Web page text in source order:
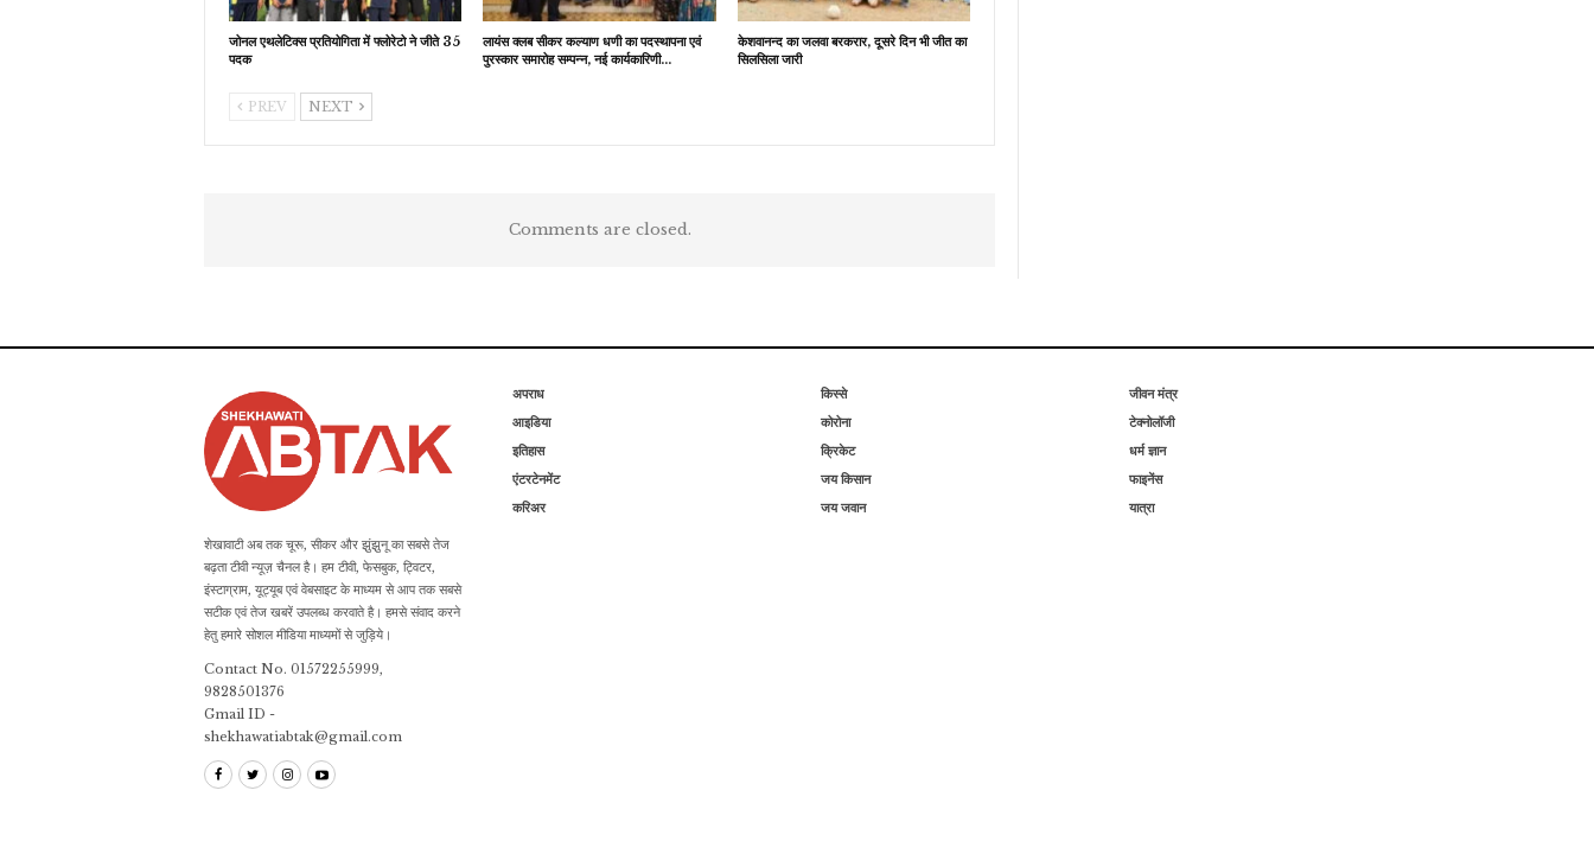
जोनल एथलेटिक्स प्रतियोगिता में फ्लोरेटो ने जीते 35
पदक
लायंस क्लब सीकर कल्याण धणी का पदस्थापना एवं
पुरस्कार समारोह सम्पन्न, नई कार्यकारिणी…
केशवानन्द का जलवा बरकरार, दूसरे दिन भी जीत का
सिलसिला जारी
PREV NEXT
Comments are closed.
शेखावाटी अब तक चूरू, सीकर और झुंझुनू का सबसे तेज
बढ़ता टीवी न्यूज़ चैनल है। हम टीवी, फेसबुक, ट्विटर,
इंस्टाग्राम, यूट्यूब एवं वेबसाइट के माध्यम से आप तक सबसे
सटीक एवं तेज खबरें उपलब्ध करवाते है। हमसे संवाद करने
हेतु हमारे सोशल मीडिया माध्यमों से जुड़िये।
Contact No. 01572255999,
9828501376
Gmail ID -
shekhawatiabtak@gmail.com
अपराध
आइडिया
इतिहास
एंटरटेनमेंट
करिअर
किस्से
कोरोना
क्रिकेट
जय किसान
जय जवान
जीवन मंत्र
टेक्नोलॉजी
धर्म ज्ञान
फाइनेंस
यात्रा